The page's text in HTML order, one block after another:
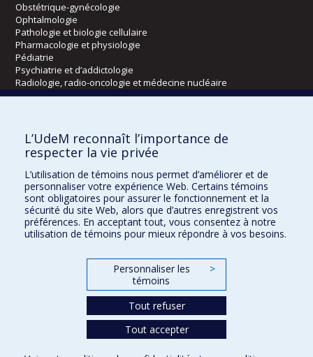
Obstétrique-gynécologie
Ophtalmologie
Pathologie et biologie cellulaire
Pharmacologie et physiologie
Pédiatrie
Psychiatrie et d’addictologie
Radiologie, radio-oncologie et médecine nucléaire
Kinésiologie et des sciences de l’activité physique
Orthophonie et audiologie
Réadaptation
Directions
DPC
CPASS
L’UdeM reconnaît l’importance de
respecter la vie privée
L’utilisation de témoins nous permet d’améliorer et de
personnaliser votre expérience Web. Certains témoins
sont obligatoires pour assurer le fonctionnement et la
sécurité du site Web, alors que d’autres enregistrent vos
préférences. En acceptant tout, vous consentez à notre
utilisation de témoins pour mieux répondre à vos besoins.
Personnaliser les
témoins
>
Tout refuser
Tout accepter